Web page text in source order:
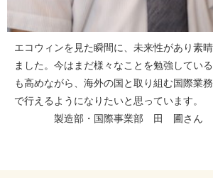
エコウィンを見た瞬間に、未来性があり素
ました。今はまだ様々なことを勉強してい
も高めながら、海外の国と取り組む国際業
で行えるようになりたいと思っています。
製造部・国際事業部 田 圃さん